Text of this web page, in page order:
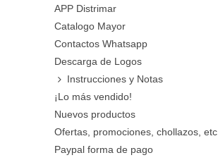
APP Distrimar
Catalogo Mayor
Contactos Whatsapp
Descarga de Logos
Instrucciones y Notas
¡Lo más vendido!
Nuevos productos
Ofertas, promociones, chollazos, etc.
Paypal forma de pago